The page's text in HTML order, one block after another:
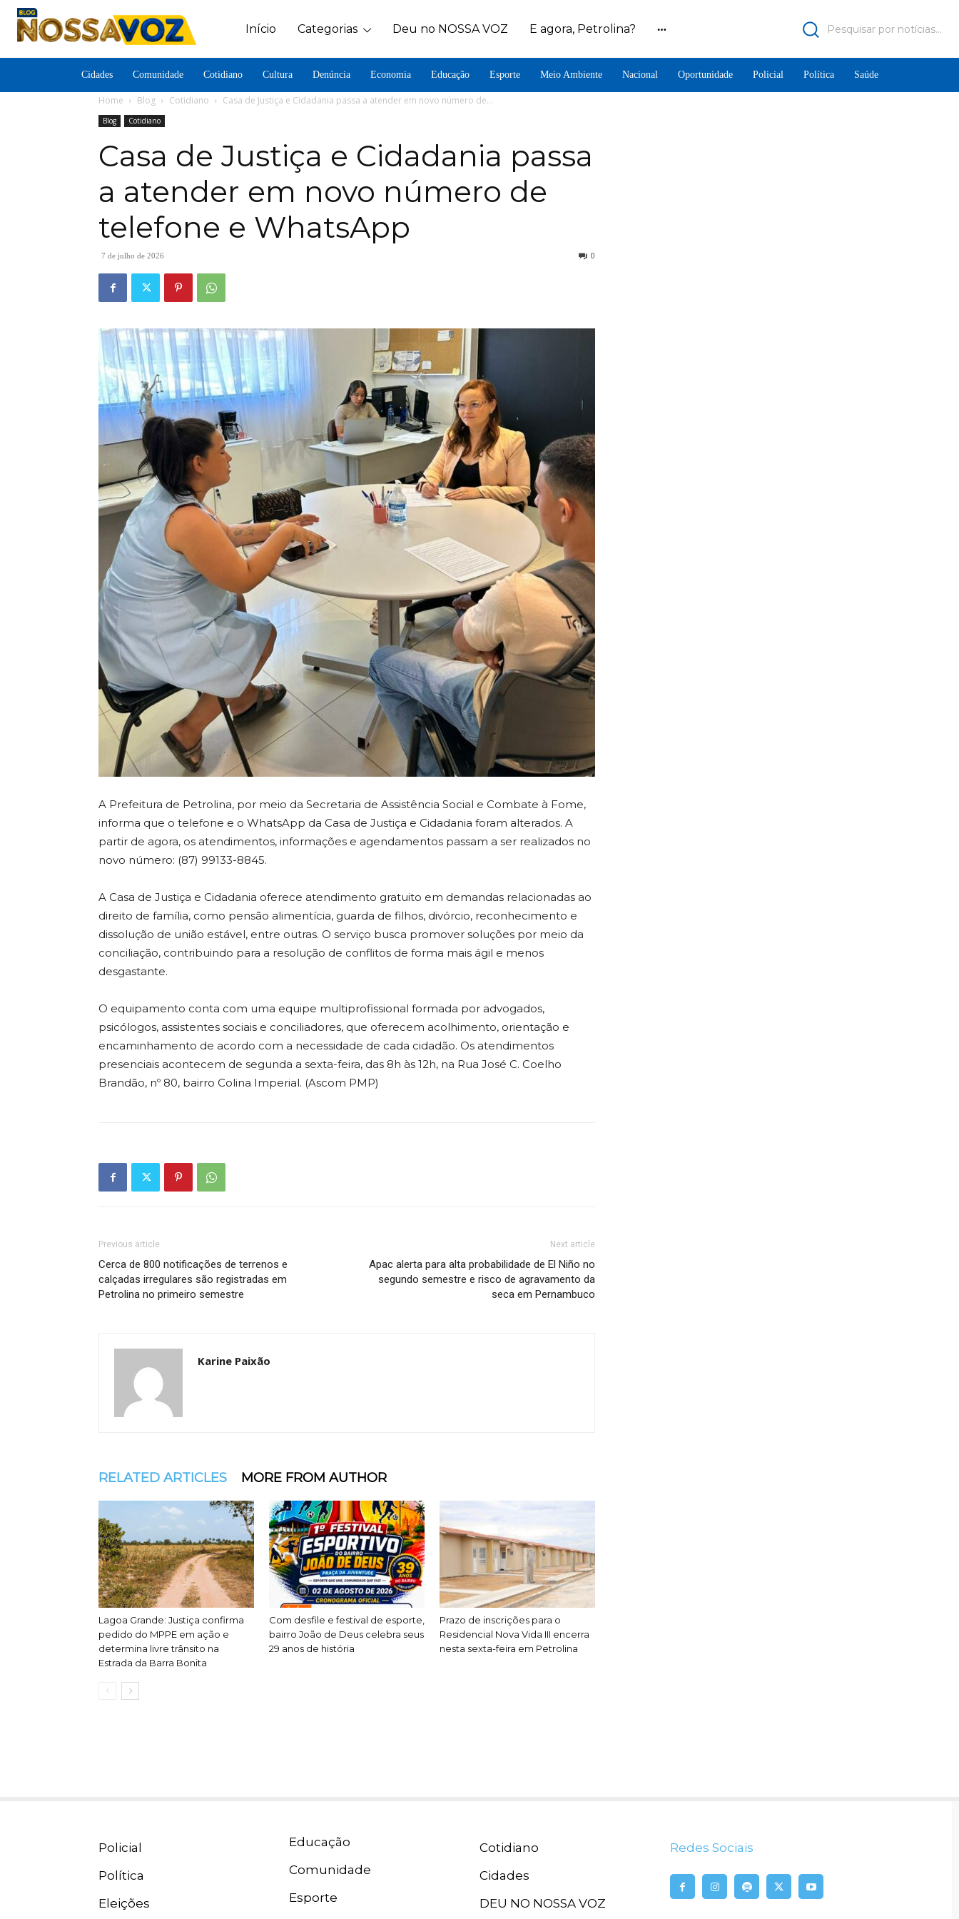
Início Categorias Deu no NOSSA VOZ E agora, Petrolina? Pesquisar por notícias...
Cidades Comunidade Cotidiano Cultura Denúncia Economia Educação Esporte Meio Ambiente Nacional Oportunidade Policial Política Saúde
Home Blog Cotidiano Casa de Justiça e Cidadania passa a atender em novo número de...
Blog Cotidiano
Casa de Justiça e Cidadania passa
a atender em novo número de
telefone e WhatsApp
7 de julho de 2026 0
A Prefeitura de Petrolina, por meio da Secretaria de Assistência Social e Combate à Fome,
informa que o telefone e o WhatsApp da Casa de Justiça e Cidadania foram alterados. A
partir de agora, os atendimentos, informações e agendamentos passam a ser realizados no
novo número: (87) 99133-8845.
A Casa de Justiça e Cidadania oferece atendimento gratuito em demandas relacionadas ao
direito de família, como pensão alimentícia, guarda de filhos, divórcio, reconhecimento e
dissolução de união estável, entre outras. O serviço busca promover soluções por meio da
conciliação, contribuindo para a resolução de conflitos de forma mais ágil e menos
desgastante.
O equipamento conta com uma equipe multiprofissional formada por advogados,
psicólogos, assistentes sociais e conciliadores, que oferecem acolhimento, orientação e
encaminhamento de acordo com a necessidade de cada cidadão. Os atendimentos
presenciais acontecem de segunda a sexta-feira, das 8h às 12h, na Rua José C. Coelho
Brandão, nº 80, bairro Colina Imperial. (Ascom PMP)
Previous article
Cerca de 800 notificações de terrenos e
calçadas irregulares são registradas em
Petrolina no primeiro semestre
Next article
Apac alerta para alta probabilidade de El Niño no
segundo semestre e risco de agravamento da
seca em Pernambuco
Karine Paixão
RELATED ARTICLES MORE FROM AUTHOR
Lagoa Grande: Justiça confirma
pedido do MPPE em ação e
determina livre trânsito na
Estrada da Barra Bonita
Com desfile e festival de esporte,
bairro João de Deus celebra seus
29 anos de história
Prazo de inscrições para o
Residencial Nova Vida III encerra
nesta sexta-feira em Petrolina
Policial
Política
Eleições
Educação
Comunidade
Esporte
Cotidiano
Cidades
DEU NO NOSSA VOZ
Redes Sociais